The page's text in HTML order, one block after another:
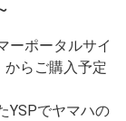
ーポータルサイ
からご購入予定
YSPでヤマハの